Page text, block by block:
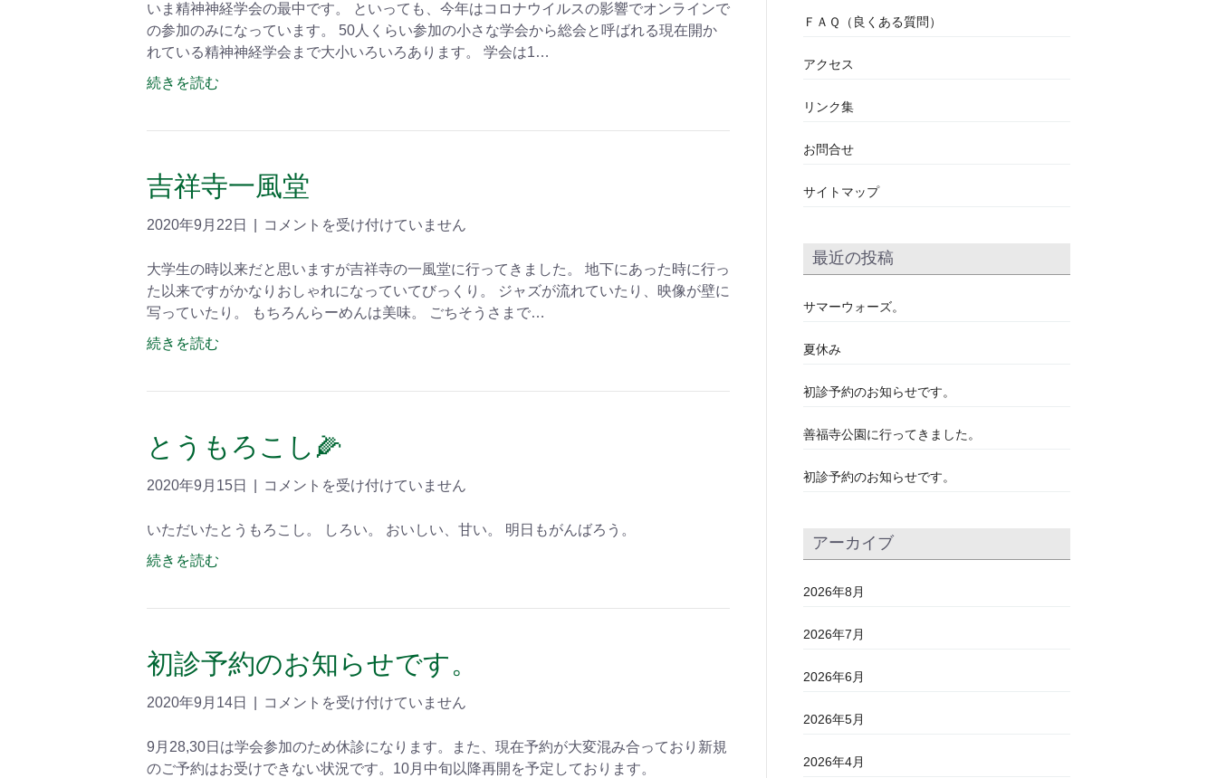
いま精神神経学会の最中です。 といっても、今年はコロナウイルスの影響でオンラインで
の参加のみになっています。 50人くらい参加の小さな学会から総会と呼ばれる現在開か
れている精神神経学会まで大小いろいろあります。 学会は1…
続きを読む
吉祥寺一風堂
2020年9月22日 コメントを受け付けていません
大学生の時以来だと思いますが吉祥寺の一風堂に行ってきました。 地下にあった時に行っ
た以来ですがかなりおしゃれになっていてびっくり。 ジャズが流れていたり、映像が壁に
写っていたり。 もちろんらーめんは美味。 ごちそうさまで…
続きを読む
とうもろこし🌽
2020年9月15日 コメントを受け付けていません
いただいたとうもろこし。 しろい。 おいしい、甘い。 明日もがんばろう。
続きを読む
初診予約のお知らせです。
2020年9月14日 コメントを受け付けていません
9月28,30日は学会参加のため休診になります。また、現在予約が大変混み合っており新規
のご予約はお受けできない状況です。10月中旬以降再開を予定しております。
ＦＡＱ（良くある質問）
アクセス
リンク集
お問合せ
サイトマップ
最近の投稿
サマーウォーズ。
夏休み
初診予約のお知らせです。
善福寺公園に行ってきました。
初診予約のお知らせです。
アーカイブ
2026年8月
2026年7月
2026年6月
2026年5月
2026年4月